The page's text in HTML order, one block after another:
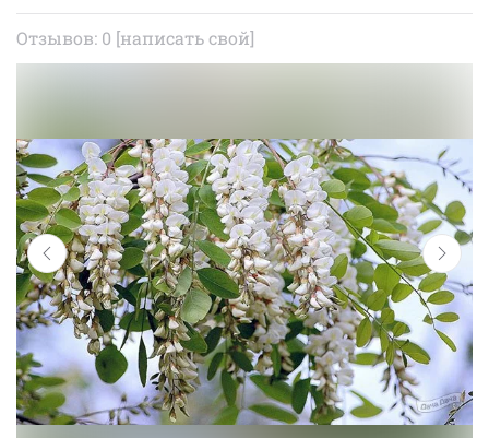
Отзывов: 0 [написать свой]